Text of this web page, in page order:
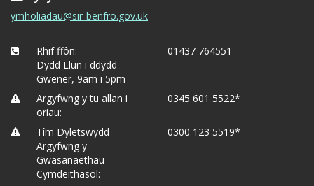
ymholiadau@sir-benfro.gov.uk
Rhif ffôn:
Dydd Llun i ddydd
Gwener, 9am i 5pm
01437 764551
Argyfwng y tu allan i
oriau:
0345 601 5522*
Tîm Dyletswydd
Argyfwng y
Gwasanaethau
Cymdeithasol:
0300 123 5519*